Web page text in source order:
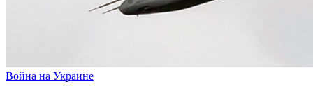
Война на Украине